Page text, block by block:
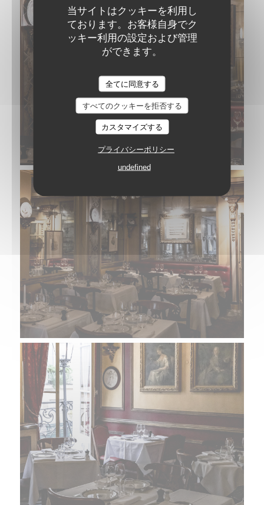
当サイトはクッキーを利用し
ております。お客様自身でク
ッキー利用の設定および管理
ができます。
全てに同意する
すべてのクッキーを拒否する
カスタマイズする
プライバシーポリシー
undefined